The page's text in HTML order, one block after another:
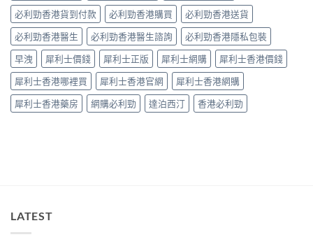
係
「隨
興
＋
護
前
列
腺」，
但
「5mg
用」〉
必利勁香港貨到付款
必利勁香港購買
必利勁香港送貨
必利勁香港醫生
必利勁香港醫生諮詢
必利勁香港隱私包裝
早洩
犀利士價錢 犀利士正版 犀利士網購
犀利士香港價錢
犀利士香港哪裡買
犀利士香港官網
犀利士香港網購
犀利士香港藥房
網購必利勁 達泊西汀 香港必利勁
LATEST